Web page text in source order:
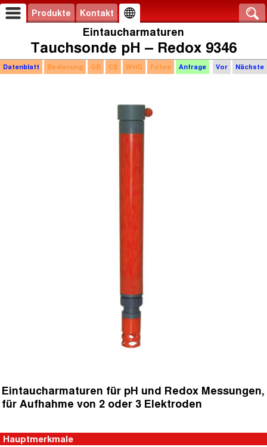
Produkte Kontakt
Eintaucharmaturen
Tauchsonde pH – Redox 9346
Vor Nächste
Datenblatt Bedienung GB CE WHG Fotos Anfrage
Eintaucharmaturen für pH und Redox Messungen,
für Aufhahme von 2 oder 3 Elektroden
Hauptmerkmale